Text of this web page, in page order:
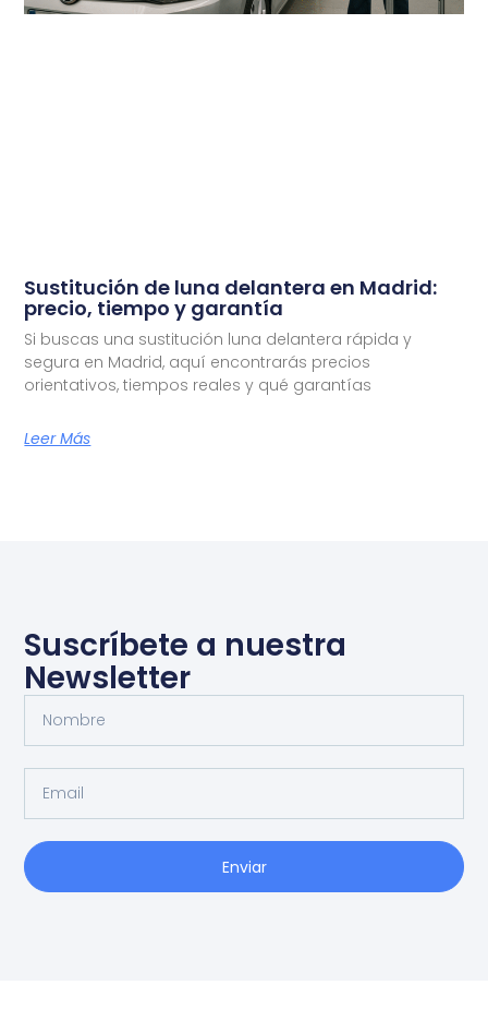
Sustitución de luna delantera en Madrid:
precio, tiempo y garantía
Si buscas una sustitución luna delantera rápida y
segura en Madrid, aquí encontrarás precios
orientativos, tiempos reales y qué garantías
Leer Más
Suscríbete a nuestra
Newsletter
Enviar